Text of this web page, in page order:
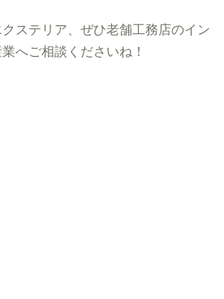
ステリア、ぜひ老舗工務店のイン
へご相談くださいね！